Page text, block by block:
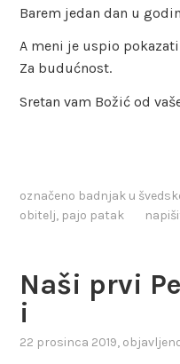
Barem jedan dan u
A meni je uspio
Za budućnost.
Sretan vam Božić od
označeno badnjak u
obitelj, pajo patak
Naši prvi
i
22 prosinca 2019,